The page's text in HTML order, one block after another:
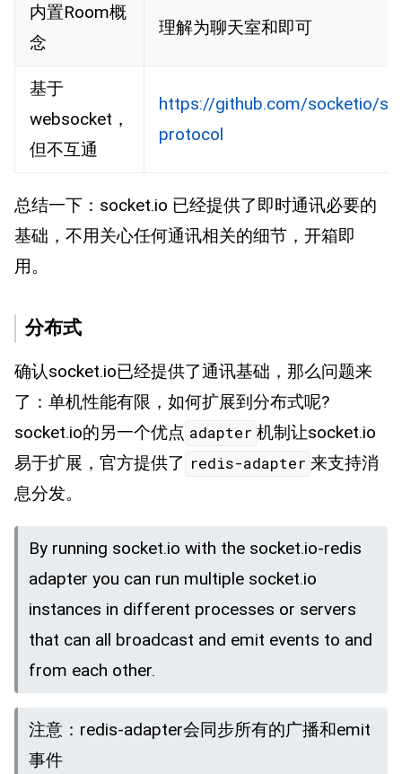
内置Room概
念
理解为聊天室和即可
基于
websocket，
但不互通
https://github.com/socketio/
protocol
总结一下：socket.io 已经提供了即时通讯必要的
基础，不用关心任何通讯相关的细节，开箱即
用。
分布式
确认socket.io已经提供了通讯基础，那么问题来
了：单机性能有限，如何扩展到分布式呢?
socket.io的另一个优点 adapter 机制让socket.io
易于扩展，官方提供了 redis-adapter 来支持消
息分发。
By running socket.io with the socket.io-redis
adapter you can run multiple socket.io
instances in different processes or servers
that can all broadcast and emit events to and
from each other.
注意：redis-adapter会同步所有的广播和emit
事件